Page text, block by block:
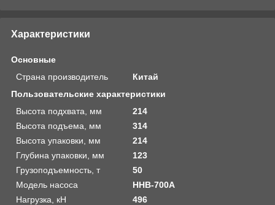
Характеристики
Основные
Страна производитель
Китай
Пользовательские характеристики
Высота подхвата, мм
214
Высота подъема, мм
314
Высота упаковки, мм
214
Глубина упаковки, мм
123
Грузоподъемность, т
50
Модель насоса
HHB-700A
Нагрузка, кН
496